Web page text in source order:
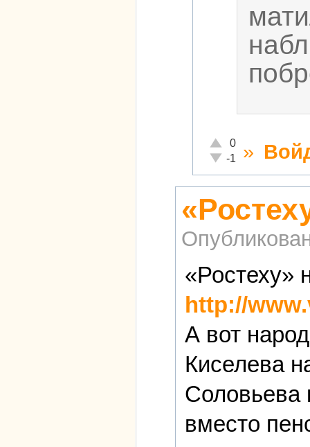
Отлично!
0
Неадекватно!
-1 »
«Ростеху»
http://
А вот
Киселева
Соловьева
вместо